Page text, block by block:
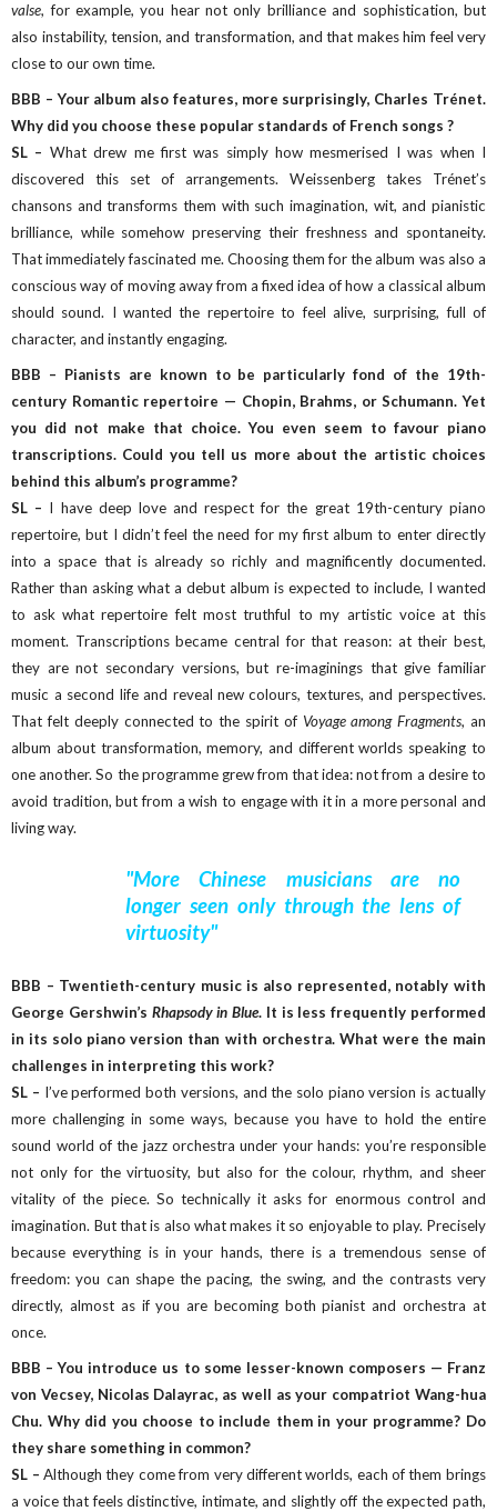
valse, for example, you hear not only brilliance and sophistication, but
also instability, tension, and transformation, and that makes him feel very
close to our own time.
BBB – Your album also features, more surprisingly, Charles Trénet.
Why did you choose these popular standards of French songs ?
SL – What drew me first was simply how mesmerised I was when I
discovered this set of arrangements. Weissenberg takes Trénet’s
chansons and transforms them with such imagination, wit, and pianistic
brilliance, while somehow preserving their freshness and spontaneity.
That immediately fascinated me. Choosing them for the album was also a
conscious way of moving away from a fixed idea of how a classical album
should sound. I wanted the repertoire to feel alive, surprising, full of
character, and instantly engaging.
BBB – Pianists are known to be particularly fond of the 19th-
century Romantic repertoire — Chopin, Brahms, or Schumann. Yet
you did not make that choice. You even seem to favour piano
transcriptions. Could you tell us more about the artistic choices
behind this album’s programme?
SL – I have deep love and respect for the great 19th-century piano
repertoire, but I didn’t feel the need for my first album to enter directly
into a space that is already so richly and magnificently documented.
Rather than asking what a debut album is expected to include, I wanted
to ask what repertoire felt most truthful to my artistic voice at this
moment. Transcriptions became central for that reason: at their best,
they are not secondary versions, but re-imaginings that give familiar
music a second life and reveal new colours, textures, and perspectives.
That felt deeply connected to the spirit of Voyage among Fragments, an
album about transformation, memory, and different worlds speaking to
one another. So the programme grew from that idea: not from a desire to
avoid tradition, but from a wish to engage with it in a more personal and
living way.
"More Chinese musicians are no
longer seen only through the lens of
virtuosity"
BBB – Twentieth-century music is also represented, notably with
George Gershwin’s Rhapsody in Blue. It is less frequently performed
in its solo piano version than with orchestra. What were the main
challenges in interpreting this work?
SL – I’ve performed both versions, and the solo piano version is actually
more challenging in some ways, because you have to hold the entire
sound world of the jazz orchestra under your hands: you’re responsible
not only for the virtuosity, but also for the colour, rhythm, and sheer
vitality of the piece. So technically it asks for enormous control and
imagination. But that is also what makes it so enjoyable to play. Precisely
because everything is in your hands, there is a tremendous sense of
freedom: you can shape the pacing, the swing, and the contrasts very
directly, almost as if you are becoming both pianist and orchestra at
once.
BBB – You introduce us to some lesser-known composers — Franz
von Vecsey, Nicolas Dalayrac, as well as your compatriot Wang-hua
Chu. Why did you choose to include them in your programme? Do
they share something in common?
SL – Although they come from very different worlds, each of them brings
a voice that feels distinctive, intimate, and slightly off the expected path,